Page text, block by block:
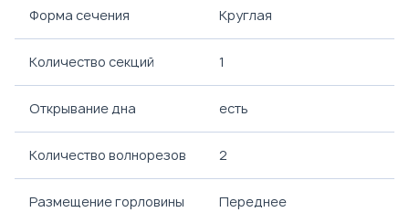
Форма сечения Круглая
Количество секций 1
Открывание дна есть
Количество волнорезов 2
Размещение горловины Переднее